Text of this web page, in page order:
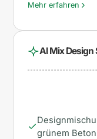
Mehr erfahren
AI Mix Design
grünem